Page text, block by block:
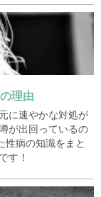
理由
に速やかな対処が
が出回っているの
性病の知識をまと
す！